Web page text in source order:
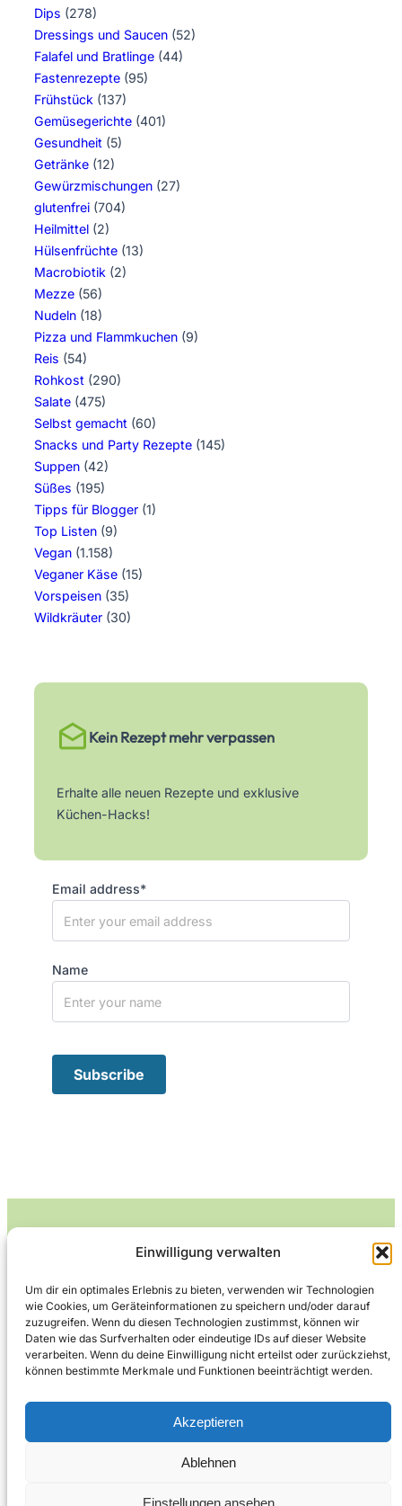
Einwilligung verwalten
Um dir ein optimales Erlebnis zu bieten, verwenden wir Technologien
wie Cookies, um Geräteinformationen zu speichern und/oder darauf
zuzugreifen. Wenn du diesen Technologien zustimmst, können wir
Daten wie das Surfverhalten oder eindeutige IDs auf dieser Website
verarbeiten. Wenn du deine Einwilligung nicht erteilst oder zurückziehst,
können bestimmte Merkmale und Funktionen beeinträchtigt werden.
Akzeptieren
Ablehnen
Einstellungen ansehen
Dips (278)
Dressings und Saucen (52)
Falafel und Bratlinge (44)
Fastenrezepte (95)
Frühstück (137)
Gemüsegerichte (401)
Gesundheit (5)
Getränke (12)
Gewürzmischungen (27)
glutenfrei (704)
Heilmittel (2)
Hülsenfrüchte (13)
Macrobiotik (2)
Mezze (56)
Nudeln (18)
Pizza und Flammkuchen (9)
Reis (54)
Rohkost (290)
Salate (475)
Selbst gemacht (60)
Snacks und Party Rezepte (145)
Suppen (42)
Süßes (195)
Tipps für Blogger (1)
Top Listen (9)
Vegan (1.158)
Veganer Käse (15)
Vorspeisen (35)
Wildkräuter (30)
Kein Rezept mehr verpassen
Erhalte alle neuen Rezepte und exklusive
Küchen-Hacks!
Email address*
Name
Leckerlife
Lecker essen – gesund leben.
Kontakt
Copyright © 2026 Designed by